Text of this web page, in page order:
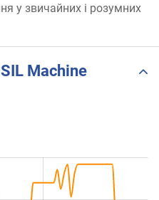
у звичайних і розумних
Machine